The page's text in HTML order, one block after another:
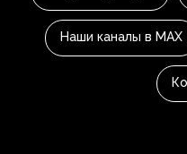
Наши каналы в MAX